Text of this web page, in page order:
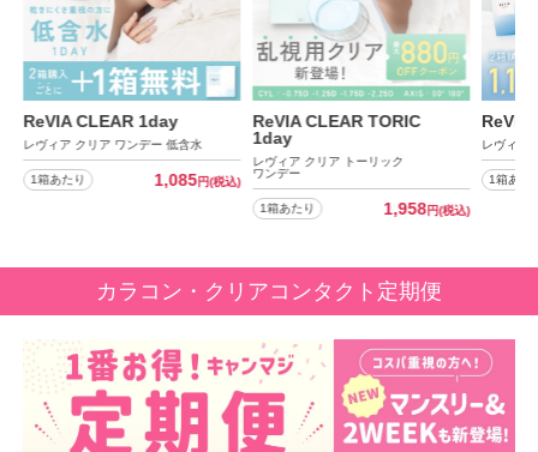
ReVIA CLEAR TORIC
1day
レヴィア クリア トーリック
ワンデー
ReVIA 1day BLB
レヴィア ワンデー BLB クリア
1箱あたり
ReVIA
レヴィア
1箱あた
カラコン・クリアコンタクト定期便